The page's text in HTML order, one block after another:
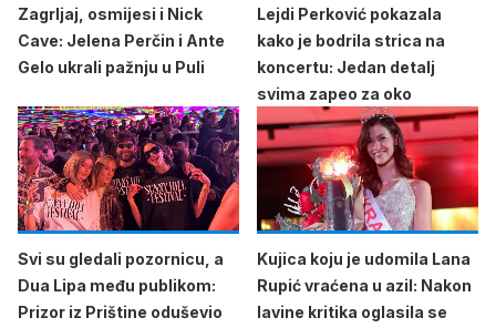
Zagrljaj, osmijesi i Nick
Cave: Jelena Perčin i Ante
Gelo ukrali pažnju u Puli
Lejdi Perković pokazala
kako je bodrila strica na
koncertu: Jedan detalj
svima zapeo za oko
Svi su gledali pozornicu, a
Dua Lipa među publikom:
Prizor iz Prištine oduševio
Kujica koju je udomila Lana
Rupić vraćena u azil: Nakon
lavine kritika oglasila se